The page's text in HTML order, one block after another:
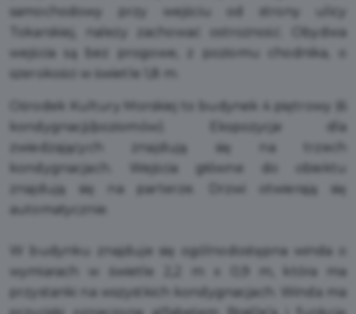
samochodowy przy wejściu od strony ulicy
Tokarskiej, należy zachować ostrożność. Obydwa
wejścia są bez progowe, z poziomu chodnika, o
szerokości w świetle 1,8 m.
Ośrodek Kultury Morskiej to budynek 4 piętrowy (6
kondygnacji/poziomów). Ekspozycje dla
zwiedzających znajdują się na trzech
kondygnacjach. Wejścia główne do obiektu
znajdują się na parterze. Drzwi otwierają się
automatycznie.
W budynku znajduje się ogólnodostępna winda o
wymiarach w świetle 2,2 m x 0,9 m, która ma
przystanki na wszystkich kondygnacjach. Winda ma